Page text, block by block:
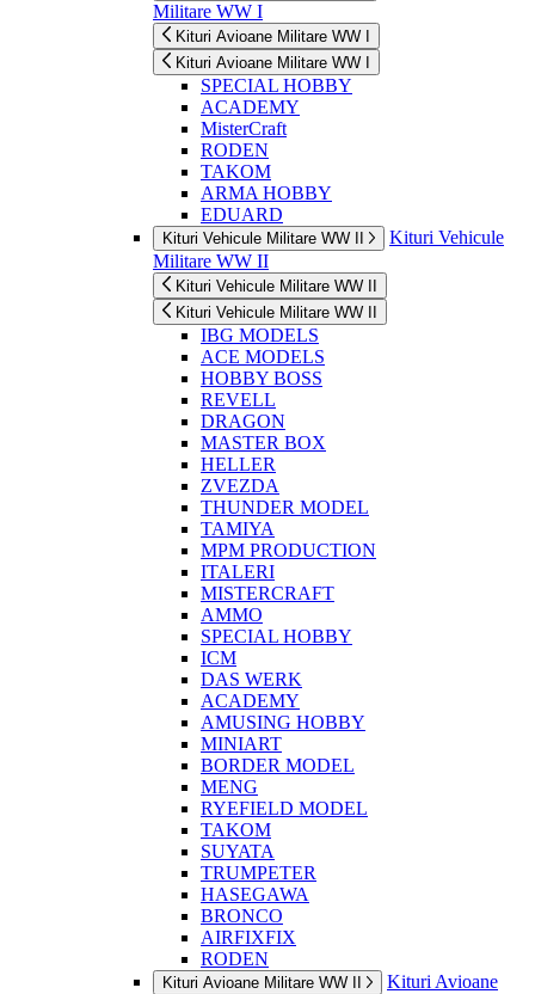
Militare WW I
Kituri Avioane Militare WW I
Kituri Avioane Militare WW I
SPECIAL HOBBY
ACADEMY
MisterCraft
RODEN
TAKOM
ARMA HOBBY
EDUARD
Kituri Vehicule Militare WW II
Kituri Vehicule
Militare WW II
Kituri Vehicule Militare WW II
Kituri Vehicule Militare WW II
IBG MODELS
ACE MODELS
HOBBY BOSS
REVELL
DRAGON
MASTER BOX
HELLER
ZVEZDA
THUNDER MODEL
TAMIYA
MPM PRODUCTION
ITALERI
MISTERCRAFT
AMMO
SPECIAL HOBBY
ICM
DAS WERK
ACADEMY
AMUSING HOBBY
MINIART
BORDER MODEL
MENG
RYEFIELD MODEL
TAKOM
SUYATA
TRUMPETER
HASEGAWA
BRONCO
AIRFIXFIX
RODEN
Kituri Avioane Militare WW II
Kituri Avioane